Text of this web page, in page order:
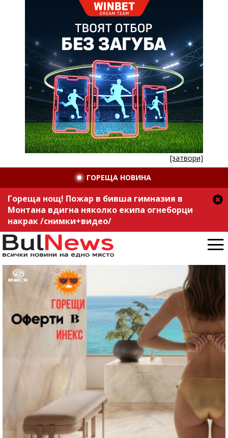
[затвори]
ГОРЕЩА НОВИНА
Гореща нощ! Пожар в бивша гимназия в
Монтана вдигна няколко екипа огнеборци
накрак /снимки+видео/